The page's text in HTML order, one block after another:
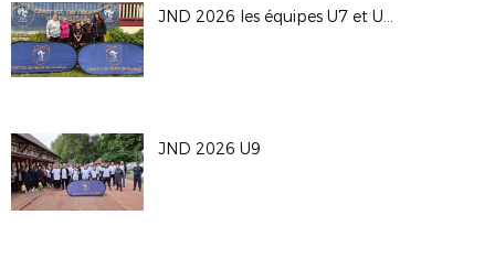
JND 2026 les équipes U7 et U9F
JND 2026 U9